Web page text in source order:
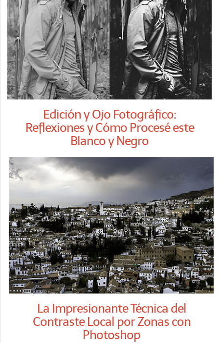
Edición y Ojo Fotográfico:
Reflexiones y Cómo Procesé este
Blanco y Negro
La Impresionante Técnica del
Contraste Local por Zonas con
Photoshop